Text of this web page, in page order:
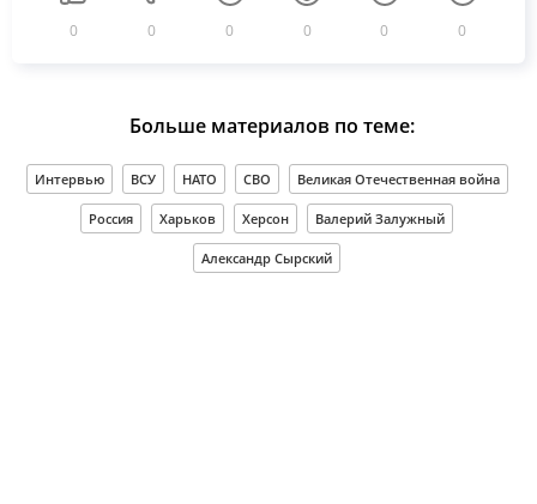
0 0 0 0 0 0
Больше материалов по теме:
Интервью ВСУ НАТО СВО Великая Отечественная война
Россия Харьков Херсон Валерий Залужный
Александр Сырский